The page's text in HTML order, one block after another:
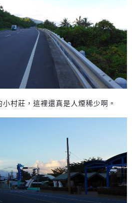
村莊，這裡還真是人煙稀少啊。